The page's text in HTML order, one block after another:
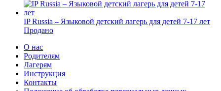
IP Russia – Языковой детский лагерь для детей 7-17 лет
Продано
О нас
Родителям
Лагерям
Инструкция
Контакты